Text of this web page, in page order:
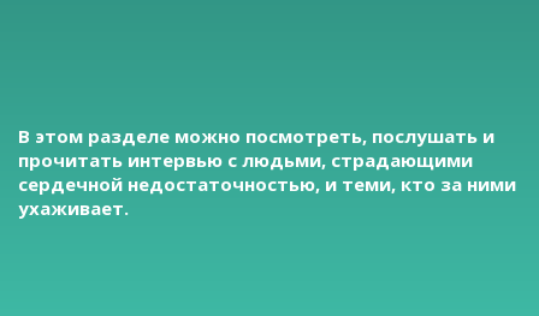
В этом разделе можно посмотреть, послушать и
прочитать интервью с людьми, страдающими
сердечной недостаточностью, и теми, кто за ними
ухаживает.